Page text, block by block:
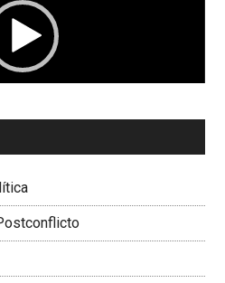
01:04
Presidenta Corporación